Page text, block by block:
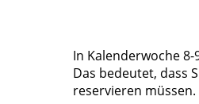
In Kalenderwoche
Das bedeutet, dass
reservieren müssen.